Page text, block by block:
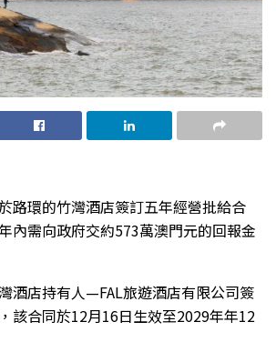
路環的竹灣酒店簽訂五年經營批給合
內需向政府交約573萬澳門元的回報金
酒店持有人—FAL旅遊酒店有限公司簽
該合同於12月16日生效至2029年年12